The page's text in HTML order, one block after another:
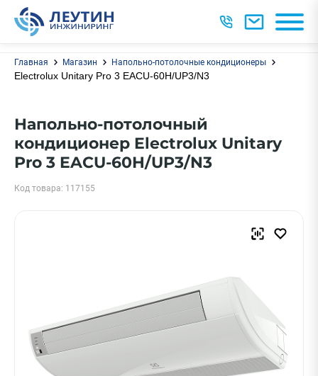
Главная Магазин Напольно-потолочные кондиционеры
Electrolux Unitary Pro 3 EACU-60H/UP3/N3
Напольно-потолочный
кондиционер Electrolux Unitary
Pro 3 EACU-60H/UP3/N3
Код товара: 117155